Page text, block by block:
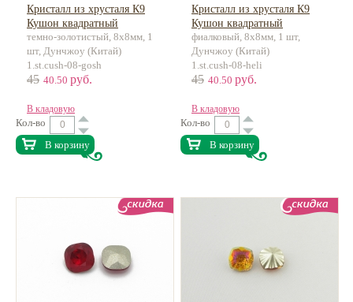
Кристалл из хрусталя К9
Кушон квадратный
темно-золотистый, 8х8мм, 1
шт, Дунчжоу (Китай)
1.st.cush-08-gosh
45 40.50 руб.
В кладовую
Кол-во
В корзину
Кристалл из хрусталя К9
Кушон квадратный
фиалковый, 8х8мм, 1 шт,
Дунчжоу (Китай)
1.st.cush-08-heli
45 40.50 руб.
В кладовую
Кол-во
В корзину